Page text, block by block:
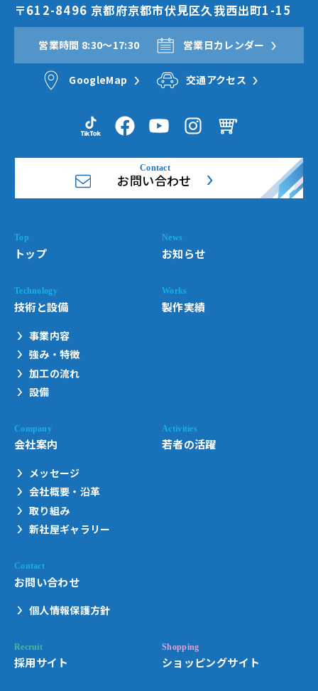
〒612-8496 京都府京都市伏見区久我西出町1-15
営業時間 8:30〜17:30 営業日カレンダー
GoogleMap 交通アクセス
お問い合わせ
トップ お知らせ
技術と設備
事業内容
強み・特徴
加工の流れ
設備
製作実績
会社案内
メッセージ
会社概要・沿革
取り組み
新社屋ギャラリー
若者の活躍
お問い合わせ
個人情報保護方針
採用サイト ショッピングサイト